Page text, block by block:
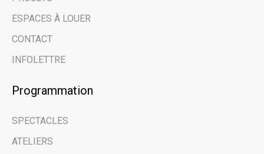
ESPACES À LOUER
CONTACT
INFOLETTRE
Programmation
SPECTACLES
ATELIERS
évènements à venir
grâce à notre
infolettre.
Email address